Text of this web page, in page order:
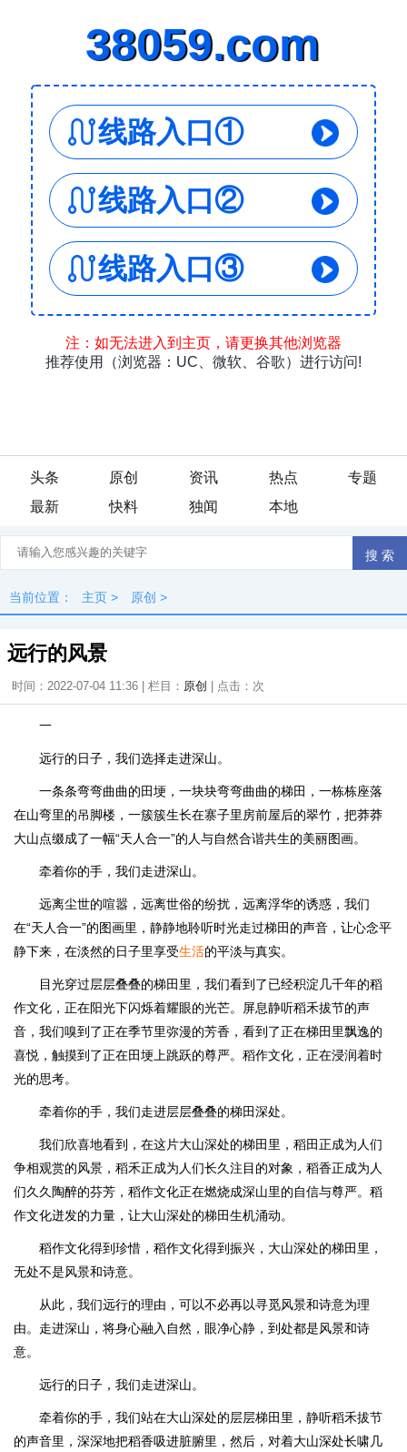
头条 原创 资讯 热点
专题
最新
快料 独闻 本地
当前位置： 主页 > 原创 >
远行的风景
时间：2022-07-04 11:36 | 栏目： 原创 | 点击： 次
一
远行的日子，我们选择走进深山。
一条条弯弯曲曲的田埂，一块块弯弯曲曲的梯田，一栋栋座落
在山弯里的吊脚楼，一簇簇生长在寨子里房前屋后的翠竹，把莽莽
大山点缀成了一幅“天人合一”的人与自然合谐共生的美丽图画。
牵着你的手，我们走进深山。
远离尘世的喧嚣，远离世俗的纷扰，远离浮华的诱惑，我们
在“天人合一”的图画里，静静地聆听时光走过梯田的声音，让心念平
静下来，在淡然的日子里享受生活的平淡与真实。
目光穿过层层叠叠的梯田里，我们看到了已经积淀几千年的稻
作文化，正在阳光下闪烁着耀眼的光芒。屏息静听稻禾拔节的声
音，我们嗅到了正在季节里弥漫的芳香，看到了正在梯田里飘逸的
喜悦，触摸到了正在田埂上跳跃的尊严。稻作文化，正在浸润着时
光的思考。
牵着你的手，我们走进层层叠叠的梯田深处。
我们欣喜地看到，在这片大山深处的梯田里，稻田正成为人们
争相观赏的风景，稻禾正成为人们长久注目的对象，稻香正成为人
们久久陶醉的芬芳，稻作文化正在燃烧成深山里的自信与尊严。稻
作文化迸发的力量，让大山深处的梯田生机涌动。
稻作文化得到珍惜，稻作文化得到振兴，大山深处的梯田里，
无处不是风景和诗意。
从此，我们远行的理由，可以不必再以寻觅风景和诗意为理
由。走进深山，将身心融入自然，眼净心静，到处都是风景和诗
意。
远行的日子，我们走进深山。
牵着你的手，我们站在大山深处的层层梯田里，静听稻禾拔节
的声音里，深深地把稻香吸进脏腑里，然后，对着大山深处长啸几